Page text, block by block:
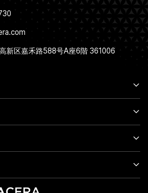
新区嘉禾路588号A座6階 361006